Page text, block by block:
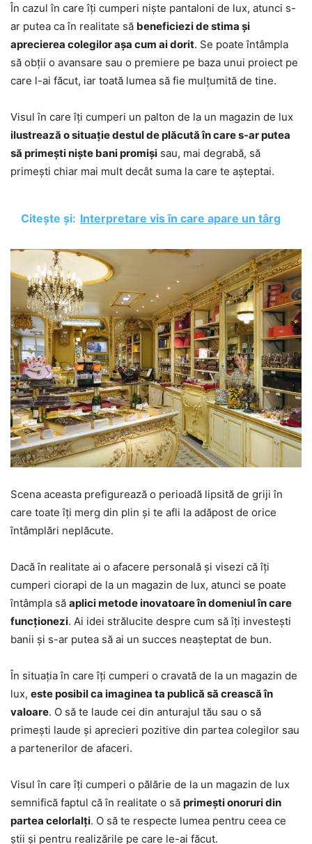
În cazul în care îți cumperi niște pantaloni de lux, atunci s-
ar putea ca în realitate să beneficiezi de stima și
aprecierea colegilor așa cum ai dorit. Se poate întâmpla
să obții o avansare sau o premiere pe baza unui proiect pe
care l-ai făcut, iar toată lumea să fie mulțumită de tine.
Visul în care îți cumperi un palton de la un magazin de lux
ilustrează o situație destul de plăcută în care s-ar putea
să primești niște bani promiși sau, mai degrabă, să
primești chiar mai mult decât suma la care te așteptai.
Citește și: Interpretare vis în care apare un târg
Scena aceasta prefigurează o perioadă lipsită de griji în
care toate îți merg din plin și te afli la adăpost de orice
întâmplări neplăcute.
Dacă în realitate ai o afacere personală și visezi că îți
cumperi ciorapi de la un magazin de lux, atunci se poate
întâmpla să aplici metode inovatoare în domeniul în care
funcționezi. Ai idei strălucite despre cum să îți investești
banii și s-ar putea să ai un succes neașteptat de bun.
În situația în care îți cumperi o cravată de la un magazin de
lux, este posibil ca imaginea ta publică să crească în
valoare. O să te laude cei din anturajul tău sau o să
primești laude și aprecieri pozitive din partea colegilor sau
a partenerilor de afaceri.
Visul în care îți cumperi o pălărie de la un magazin de lux
semnifică faptul că în realitate o să primești onoruri din
partea celorlalți. O să te respecte lumea pentru ceea ce
știi și pentru realizările pe care le-ai făcut.